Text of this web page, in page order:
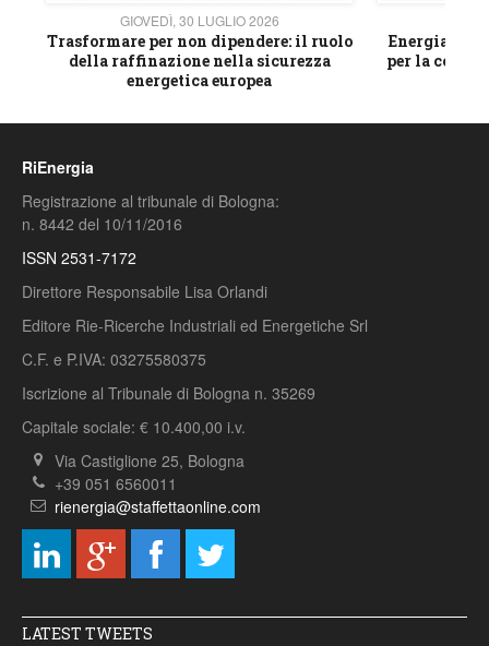
GIOVEDÌ, 30 LUGLIO 2026
Trasformare per non dipendere: il ruolo
della raffinazione nella sicurezza
energetica europea
Energia e
per la
RiEnergia
Registrazione al tribunale di Bologna:
n. 8442 del 10/11/2016
ISSN 2531-7172
Direttore Responsabile Lisa Orlandi
Editore Rie-Ricerche Industriali ed Energetiche Srl
C.F. e P.IVA: 03275580375
Iscrizione al Tribunale di Bologna n. 35269
Capitale sociale: € 10.400,00 i.v.
Via Castiglione 25, Bologna
+39 051 6560011
rienergia@staffettaonline.com
LATEST TWEETS